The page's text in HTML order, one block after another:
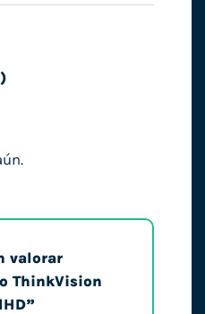
valorar
ThinkVision